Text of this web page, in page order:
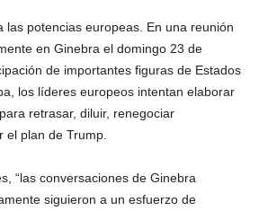
las potencias europeas. En una reunión
en Ginebra el domingo 23 de
de importantes figuras de Estados
los líderes europeos intentan elaborar
retrasar, diluir, renegociar
el plan de Trump.
“las conversaciones de Ginebra
siguieron a un esfuerzo de